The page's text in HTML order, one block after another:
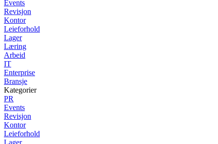
Events
Revisjon
Kontor
Leieforhold
Lager
Læring
Arbeid
IT
Enterprise
Bransje
Kategorier
PR
Events
Revisjon
Kontor
Leieforhold
Lager